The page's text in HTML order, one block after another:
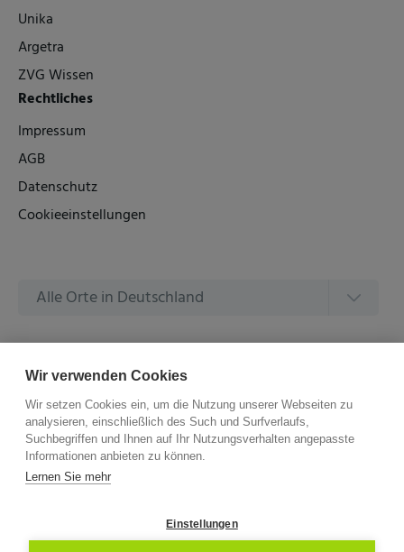
Unika
Argetra
ZVG Wissen
Rechtliches
Impressum
AGB
Datenschutz
Cookieeinstellungen
Alle Orte in Deutschland
Alle Amtsgerichte in Deutschland
©2026 –ZVG Termine.Alle Rechte Vorbehalten.
Wir verwenden Cookies
Wir setzen Cookies ein, um die Nutzung unserer Webseiten zu
analysieren, einschließlich des Such und Surfverlaufs,
Suchbegriffen und Ihnen auf Ihr Nutzungsverhalten angepasste
Informationen anbieten zu können.
Lernen Sie mehr
Einstellungen